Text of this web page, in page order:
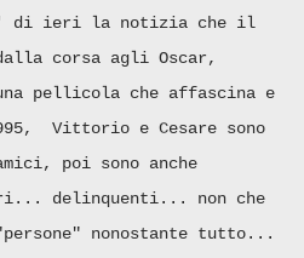
di ieri la notizia che il
corsa agli Oscar,
pellicola che affascina e
Vittorio e Cesare sono
poi sono anche
delinquenti... non che
nonostante tutto...